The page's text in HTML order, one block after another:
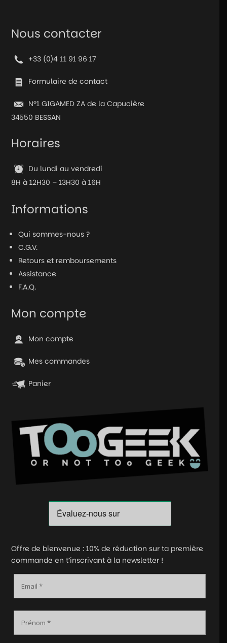
Nous contacter
+33 (0)4 11 91 96 17
Formulaire de contact
N°1 GIGAMED ZA de la Capucière
34550 BESSAN
Horaires
Du lundi au vendredi
8H à 12H30 – 13H30 à 16H
Informations
Qui sommes-nous ?
C.G.V.
Retours et remboursements
Assistance
F.A.Q.
Mon compte
Mon compte
Mes commandes
Panier
Offre de bienvenue : 10% de réduction sur ta première
commande en t’inscrivant à la newsletter !